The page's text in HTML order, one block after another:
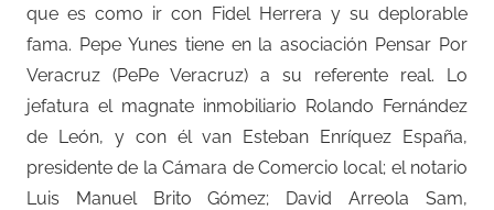
que es como ir con Fidel Herrera y su deplorable
fama. Pepe Yunes tiene en la asociación Pensar Por
Veracruz (PePe Veracruz) a su referente real. Lo
jefatura el magnate inmobiliario Rolando Fernández
de León, y con él van Esteban Enríquez España,
presidente de la Cámara de Comercio local; el notario
Luis Manuel Brito Gómez; David Arreola Sam,